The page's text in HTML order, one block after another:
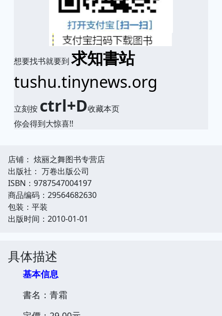
想要找书就要到求知書站
tushu.tinynews.org
立刻按 ctrl+D收藏本页
你会得到大惊喜!!
店铺： 炫丽之舞图书专营店
出版社： 万卷出版公司
ISBN：9787547004197
商品编码：29564682630
包装：平装
出版时间：2010-01-01
具体描述
基本信息
書名：青霜